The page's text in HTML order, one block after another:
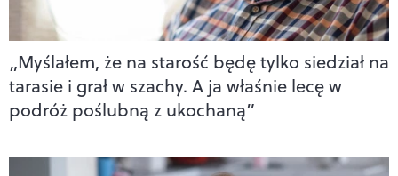
„Myślałem, że na starość będę tylko siedział na
tarasie i grał w szachy. A ja właśnie lecę w
podróż poślubną z ukochaną”